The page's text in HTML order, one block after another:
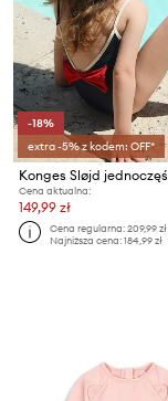
-18%
extra -5% z kodem: OFF*
Cena aktualna:
149,99 zł
Cena regularna:209,99 zł
Najniższa cena:184,99 zł